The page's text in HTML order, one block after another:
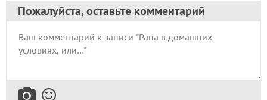
Пожалуйста, оставьте комментарий